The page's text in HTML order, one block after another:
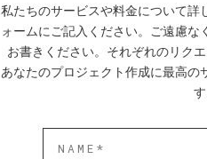
私たちのサービスや料金について詳
ォームにご記入ください。ご遠慮な
お書きください。それぞれのリク
あなたのプロジェクト作成に最高の
す